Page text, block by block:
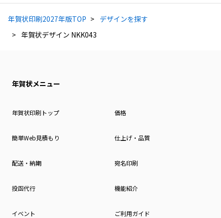
年賀状印刷2027年版TOP
デザインを探す
年賀状デザイン NKK043
年賀状メニュー
年賀状印刷トップ 価格
簡単Web見積もり 仕上げ・品質
配送・納期 宛名印刷
投函代行 機能紹介
イベント ご利用ガイド